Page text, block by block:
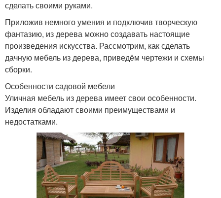
сделать своими руками.
Приложив немного умения и подключив творческую
фантазию, из дерева можно создавать настоящие
произведения искусства. Рассмотрим, как сделать
дачную мебель из дерева, приведём чертежи и схемы
сборки.
Особенности садовой мебели
Уличная мебель из дерева имеет свои особенности.
Изделия обладают своими преимуществами и
недостатками.